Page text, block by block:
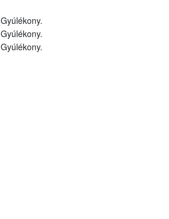
Gyúlékony.
Gyúlékony.
Gyúlékony.